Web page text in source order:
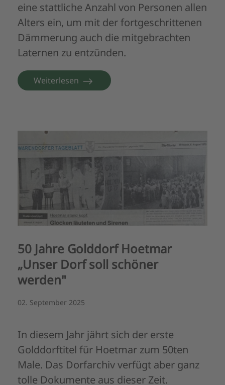
eine stattliche Anzahl von Personen allen
Alters ein, um mit der fortgeschrittenen
Dämmerung auch die mitgebrachten
Laternen zu entzünden.
Weiterlesen
50 Jahre Golddorf Hoetmar
„Unser Dorf soll schöner
werden"
02. September 2025
In diesem Jahr jährt sich der erste
Golddorftitel für Hoetmar zum 50ten
Male. Das Dorfarchiv verfügt aber ganz
tolle Dokumente aus dieser Zeit.